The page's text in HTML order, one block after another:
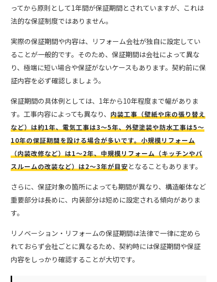
ってから原則として1年間が保証期間とされていますが、これは
法的な保証制度ではありません。
実際の保証期間や内容は、リフォーム会社が独自に設定してい
ることが一般的です。そのため、保証期間は会社によって異な
り、極端に短い場合や保証がないケースもあります。契約前に保
証内容を必ず確認しましょう。
保証期間の具体例としては、1年から10年程度まで幅がありま
す。工事内容によっても異なり、 内装工事（壁紙や床の張り替え
など）は約1年、電気工事は3～5年、外壁塗装や防水工事は5～
10年の保証期間を設ける場合が多いです。小規模リフォーム
（内装改修など）は1～2年、中規模リフォーム（キッチンやバ
スルームの改装など）は2～3年が目安となることもあります。
さらに、保証対象の箇所によっても期間が異なり、構造躯体など
重要部分は長めに、内装部分は短めに設定される傾向がありま
す。
リノベーション・リフォームの保証期間は法律で一律に定めら
れておらず会社ごとに異なるため、契約時には保証期間や保証
内容をしっかり確認することが大切です。